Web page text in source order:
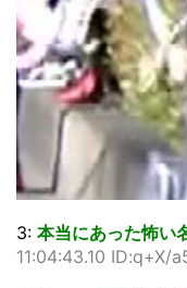
3: 本当にあった怖い
11:04:43.10 ID:q+X/